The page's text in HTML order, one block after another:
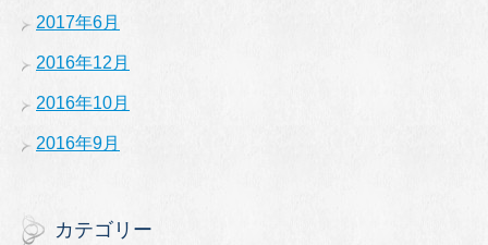
2017年6月
2016年12月
2016年10月
2016年9月
カテゴリー